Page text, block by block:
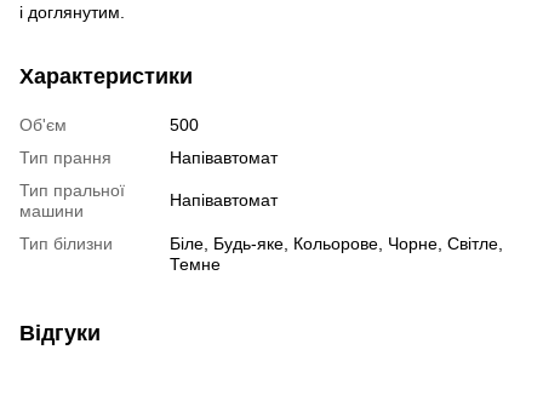
і доглянутим.
Характеристики
Об'єм
500
Тип прання
Напівавтомат
Тип пральної
машини
Напівавтомат
Тип білизни
Біле, Будь-яке, Кольорове, Чорне, Світле,
Темне
Відгуки